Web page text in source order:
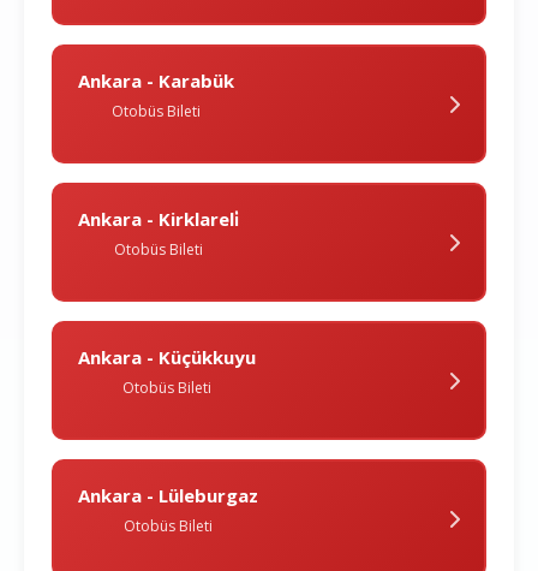
Ankara - Karabük
Otobüs Bileti
Ankara - Kirklareli̇
Otobüs Bileti
Ankara - Küçükkuyu
Otobüs Bileti
Ankara - Lüleburgaz
Otobüs Bileti